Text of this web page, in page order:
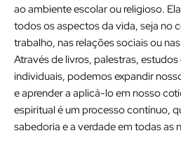
ao ambiente escolar ou religioso.
todos os aspectos da vida, seja no
trabalho, nas relações sociais ou
Através de livros, palestras,
individuais, podemos expandir
e aprender a aplicá-lo em nosso
espiritual é um processo contínuo,
sabedoria e a verdade em todas as